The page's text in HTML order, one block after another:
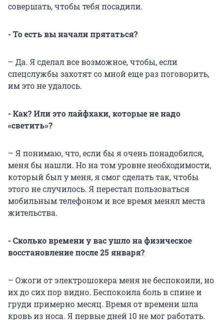
совершать, чтобы тебя посадили.
- То есть вы начали прятаться?
– Да. Я сделал все возможное, чтобы, если
спецслужбы захотят со мной еще раз поговорить,
им это не удалось.
- Как? Или это лайфхаки, которые не надо
«светить»?
– Я понимаю, что, если бы я очень понадобился,
меня бы нашли. Но на том уровне необходимости,
который был у меня, я смог сделать так, чтобы
этого не случилось. Я перестал пользоваться
мобильным телефоном и все время менял места
жительства.
- Сколько времени у вас ушло на физическое
восстановление после 25 января?
– Ожоги от электрошокера меня не беспокоили, но
их до сих пор видно. Беспокоила боль в спине и
груди примерно месяц. Время от времени шла
кровь из носа. Я первые дней 10 не мог работать.